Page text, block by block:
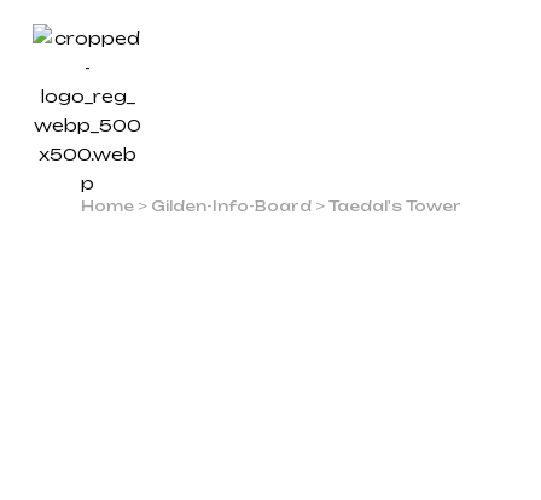
5.EBENE: WARRIOR’S CRY
Home> Gilden-Info-Board> Taedal's Tower